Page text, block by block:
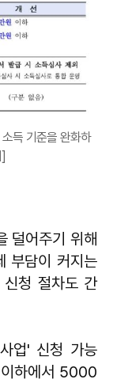
득 기준을 완화하
덜어주기 위해
부담이 커지는
신청 절차도 간
업' 신청 가능
하에서 5000